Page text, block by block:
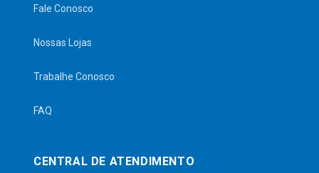
Fale Conosco
Nossas Lojas
Trabalhe Conosco
FAQ
CENTRAL DE ATENDIMENTO